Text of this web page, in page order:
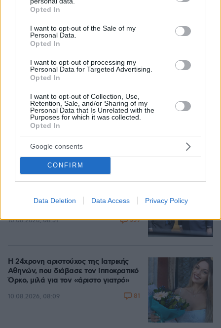
grant or deny consent to Google and its third-party tags to
use your data for below specified purposes in below Google
consent section.
Opted In
I want to opt-out of the Sale of my
Personal Data.
Opted In
I want to opt-out of processing my
Personal Data for Targeted Advertising.
Opted In
I want to opt-out of Collection, Use,
Retention, Sale, and/or Sharing of my
Personal Data that Is Unrelated with the
Purposes for which it was collected.
Opted In
Google consents
CONFIRM
Data Deletion Data Access Privacy Policy
«Δεν ήταν κοντά στο παιδί και πριν έναν μήνα το
είχε αφήσει ξανά μόνο» ισχυρίζεται ο ιδιοκτήτης
του beach bar για τον πατέρα του 4χρονου στην
Στέλιος Ράμφος σε ηλικία 87 ετών
10.08.2026, 13:28 48
ΔΕΘ τετραετίας με μέτρα για όλους: Τι
Θεσσαλονίκη για μισθούς, συντάξεις,
επιχειρήσεις, αγρότες και στεγαστικό
10.08.2026, 08:51 359
Η 24χρονη αριστούχος της Ιατρικής
Αθηνών, που διάβασε τον Ιπποκρατικό
Όρκο, μιλά για τον «άριστο γιατρό»
10.08.2026, 08:09 81